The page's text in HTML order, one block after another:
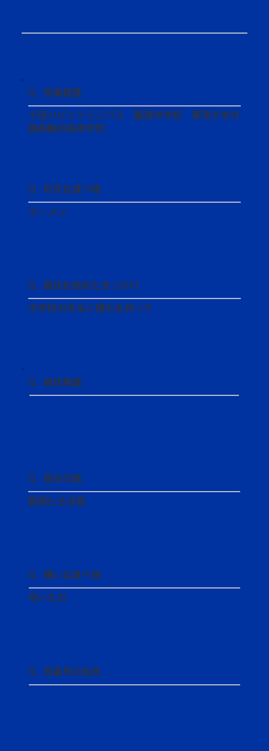
Q. 所属経歴
小田ハビットミニバス 臨港中学校 東海大学付
属高輪台高等学校
Q. 競技実績
Q. 競技を始めたきっかけ
中学校の先生に憧れを持って
Q. 背番号の由来
Q. 好きな食べ物
ラーメン
Q. 嫌いな食べ物
辛いもの
Q. 座右の銘
断固たる決意